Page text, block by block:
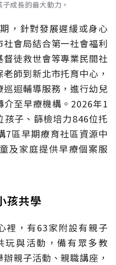
成長的最大動力。
，針對發展遲緩或身心
會局結合第一社會福利
徒救世會等專業民間社
師到新北市托育中心，
迴輔導服務，進行幼兒
至早療機構。2026年1
子、篩檢培力846位托
7區早期療育社區資源中
及家庭提供早療個案服
孩共學
裡，有63家附設有親子
與活動，備有眾多教
親子活動、親職講座，